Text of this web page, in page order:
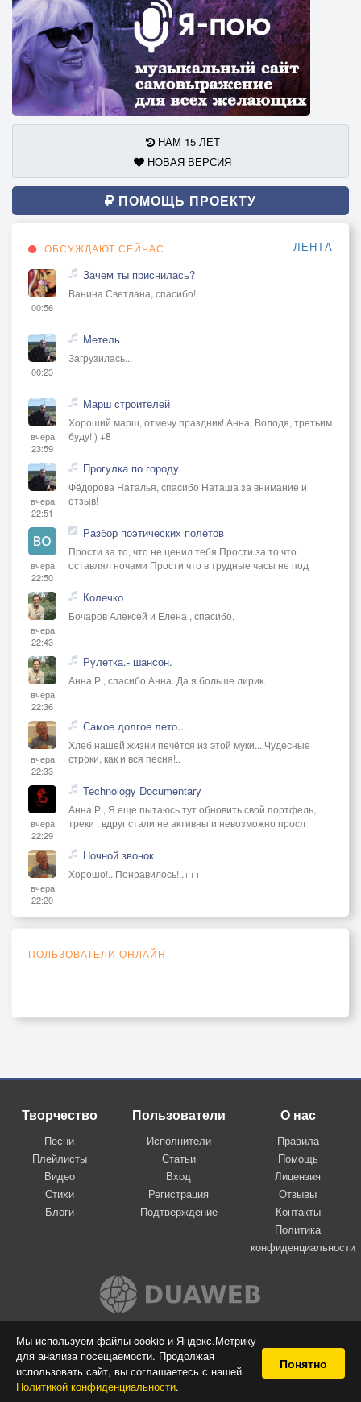
Мы используем файлы cookie и Яндекс.Метрику
для анализа посещаемости. Продолжая
использовать сайт, вы соглашаетесь с нашей
Политикой конфиденциальности.
Понятно
НАМ 15 ЛЕТ
НОВАЯ ВЕРСИЯ
ПОМОЩЬ ПРОЕКТУ
ОБСУЖДАЮТ СЕЙЧАС ЛЕНТА
00:56
Зачем ты приснилась?
Ванина Светлана, спасибо!
00:23
Метель
Загрузилась...
вчера
23:59
Марш строителей
Хороший марш, отмечу праздник! Анна, Володя, третьим
буду! ) +8
вчера
22:51
Прогулка по городу
Фёдорова Наталья, спасибо Наташа за внимание и
отзыв!
вчера
22:50
Разбор поэтических полётов
Прости за то, что не ценил тебя Прости за то что
оставлял ночами Прости что в трудные часы не под
вчера
22:43
Колечко
Бочаров Алексей и Елена , спасибо.
вчера
22:36
Рулетка.- шансон.
Анна Р., спасибо Анна. Да я больше лирик.
вчера
22:33
Самое долгое лето...
Хлеб нашей жизни печётся из этой муки... Чудесные
строки, как и вся песня!..
вчера
22:29
Technology Documentary
Анна Р., Я еще пытаюсь тут обновить свой портфель,
треки , вдруг стали не активны и невозможно просл
вчера
22:20
Ночной звонок
Хорошо!.. Понравилось!..+++
ПОЛЬЗОВАТЕЛИ ОНЛАЙН
Творчество
Песни
Плейлисты
Видео
Стихи
Блоги
Пользователи
Исполнители
Статьи
Вход
Регистрация
Подтверждение
О нас
Правила
Помощь
Лицензия
Отзывы
Контакты
Политика
конфиденциальности
Вконтакте
© 2009-2026 Я-пою
Музыкальный сайт самовыражения